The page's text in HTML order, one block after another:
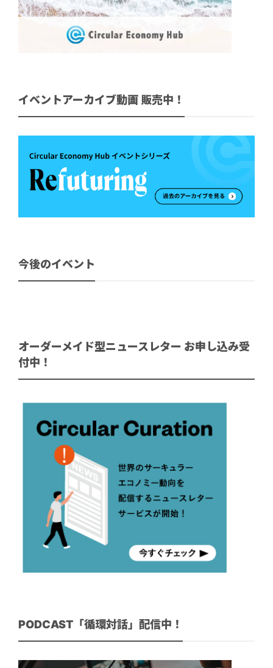
イベントアーカイブ動画 販売中！
今後のイベント
オーダーメイド型ニュースレター お申し込み受
付中！
PODCAST「循環対話」配信中！